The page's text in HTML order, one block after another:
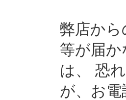
弊店か
等が届
は、 恐
が、お